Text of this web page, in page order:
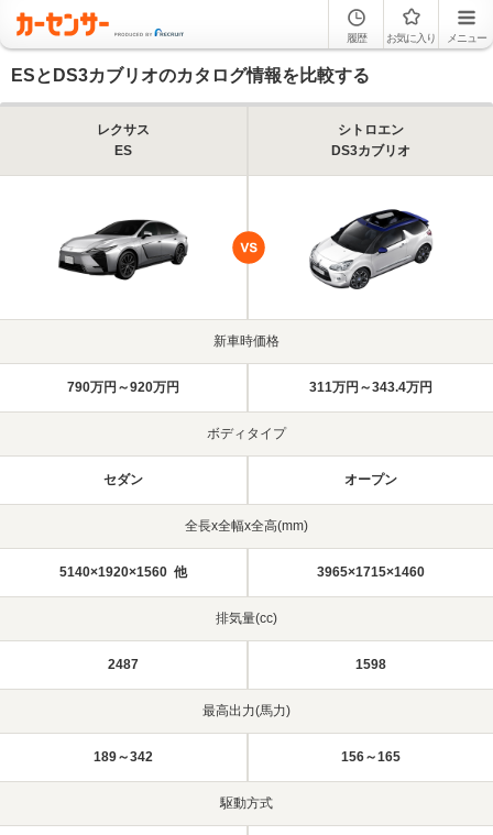
履歴 お気に入り メニュー
ESとDS3カブリオのカタログ情報を比較する
レクサス
ES
シトロエン
DS3カブリオ
新車時価格
790万円～920万円 311万円～343.4万円
ボディタイプ
セダン オープン
全長x全幅x全高(mm)
5140×1920×1560 他 3965×1715×1460
排気量(cc)
2487 1598
最高出力(馬力)
189～342 156～165
駆動方式